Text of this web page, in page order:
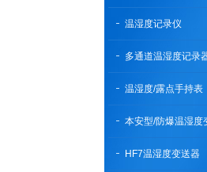
温湿度记录仪
多通道温湿度记录
温湿度/露点手持表
本安型/防爆温湿度
HF7温湿度变送器